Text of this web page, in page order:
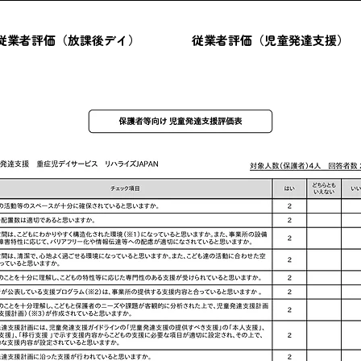
業者評価（放課後デイ） 従業者評価（児童発達支援）